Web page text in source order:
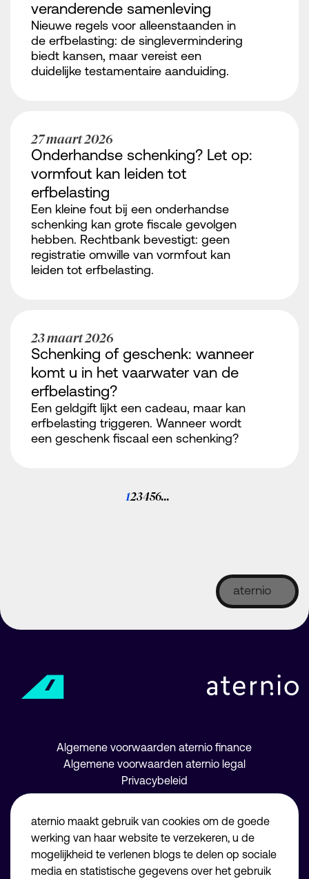
aternio maakt gebruik van cookies om de goede
werking van haar website te verzekeren, u de
mogelijkheid te verlenen blogs te delen op sociale
media en statistische gegevens over het gebruik
Algemene
aternio
veranderende samenleving
Nieuwe regels voor alleenstaanden in
de erfbelasting: de singlevermindering
biedt kansen, maar vereist een
duidelijke testamentaire aanduiding.
27 maart 2026
Onderhandse schenking? Let op:
vormfout kan leiden tot
erfbelasting
Een kleine fout bij een onderhandse
schenking kan grote fiscale gevolgen
hebben. Rechtbank bevestigt: geen
registratie omwille van vormfout kan
leiden tot erfbelasting.
23 maart 2026
Schenking of geschenk: wanneer
komt u in het vaarwater van de
erfbelasting?
Een geldgift lijkt een cadeau, maar kan
erfbelasting triggeren. Wanneer wordt
een geschenk fiscaal een schenking?
123456...
Algemene voorwaarden aternio finance
Algemene voorwaarden aternio legal
Privacybeleid
Juridische informatie
Disclaimer